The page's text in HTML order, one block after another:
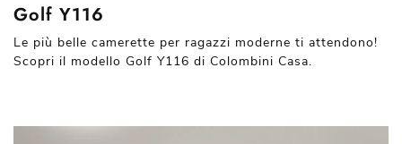
Golf Y116
Le più belle camerette per ragazzi moderne ti attendono!
Scopri il modello Golf Y116 di Colombini Casa.